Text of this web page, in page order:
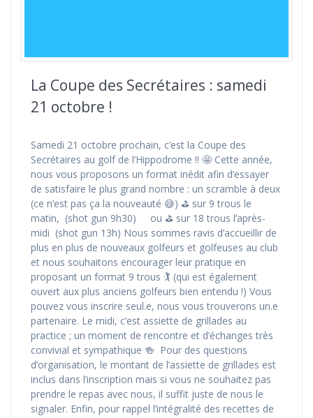
La Coupe des Secrétaires : samedi
21 octobre !
Samedi 21 octobre prochain, c’est la Coupe des
Secrétaires au golf de l’Hippodrome !! 🤩 Cette année,
nous vous proposons un format inédit afin d’essayer
de satisfaire le plus grand nombre : un scramble à deux
(ce n’est pas ça la nouveauté 😅) ⛳ sur 9 trous le
matin, (shot gun 9h30) ou ⛳ sur 18 trous l’après-
midi (shot gun 13h) Nous sommes ravis d’accueillir de
plus en plus de nouveaux golfeurs et golfeuses au club
et nous souhaitons encourager leur pratique en
proposant un format 9 trous 🏌️ (qui est également
ouvert aux plus anciens golfeurs bien entendu !) Vous
pouvez vous inscrire seul.e, nous vous trouverons un.e
partenaire. Le midi, c’est assiette de grillades au
practice ; un moment de rencontre et d’échanges très
convivial et sympathique 🍻 Pour des questions
d’organisation, le montant de l’assiette de grillades est
inclus dans l’inscription mais si vous ne souhaitez pas
prendre le repas avec nous, il suffit juste de nous le
signaler. Enfin, pour rappel l’intégralité des recettes de